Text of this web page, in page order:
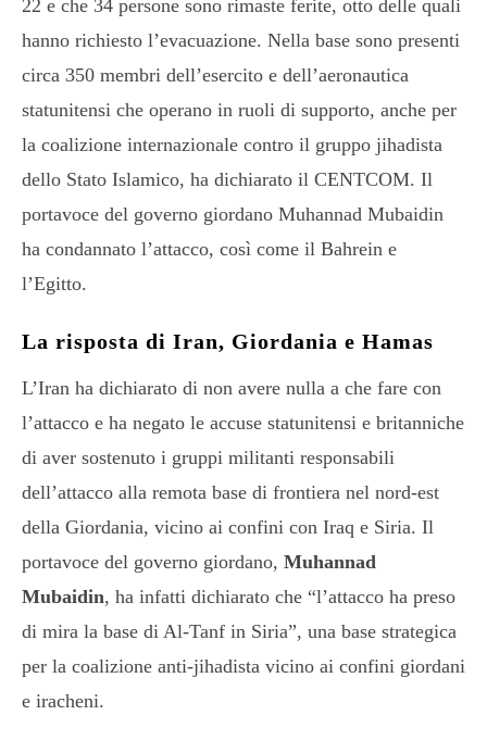
22 e che 34 persone sono rimaste ferite, otto delle quali
hanno richiesto l’evacuazione. Nella base sono presenti
circa 350 membri dell’esercito e dell’aeronautica
statunitensi che operano in ruoli di supporto, anche per
la coalizione internazionale contro il gruppo jihadista
dello Stato Islamico, ha dichiarato il CENTCOM. Il
portavoce del governo giordano Muhannad Mubaidin
ha condannato l’attacco, così come il Bahrein e
l’Egitto.
La risposta di Iran, Giordania e Hamas
L’Iran ha dichiarato di non avere nulla a che fare con
l’attacco e ha negato le accuse statunitensi e britanniche
di aver sostenuto i gruppi militanti responsabili
dell’attacco alla remota base di frontiera nel nord-est
della Giordania, vicino ai confini con Iraq e Siria. Il
portavoce del governo giordano, Muhannad
Mubaidin, ha infatti dichiarato che “l’attacco ha preso
di mira la base di Al-Tanf in Siria”, una base strategica
per la coalizione anti-jihadista vicino ai confini giordani
e iracheni.